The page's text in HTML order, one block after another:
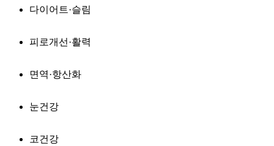
다이어트·슬림
피로개선·활력
면역·항산화
눈건강
코건강